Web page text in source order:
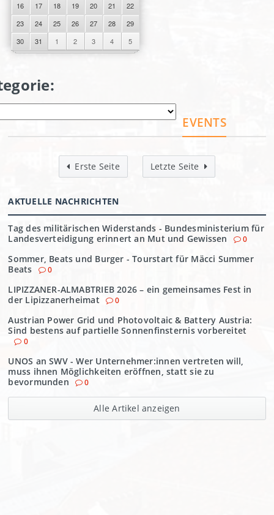
16
17 18 19 20 21
22
23
24 25 26 27 28
29
30
31 1 2 3 4 5
EVENTS
Erste Seite Letzte Seite
AKTUELLE NACHRICHTEN
Tag des militärischen Widerstands - Bundesministerium für
Landesverteidigung erinnert an Mut und Gewissen
0
Sommer, Beats und Burger - Tourstart für Mäcci Summer
Beats
0
LIPIZZANER-ALMABTRIEB 2026 – ein gemeinsames Fest in
der Lipizzanerheimat
0
Austrian Power Grid und Photovoltaic & Battery Austria:
Sind bestens auf partielle Sonnenfinsternis vorbereitet
0
UNOS an SWV - Wer Unternehmer:innen vertreten will,
muss ihnen Möglichkeiten eröffnen, statt sie zu
bevormunden
0
Alle Artikel anzeigen